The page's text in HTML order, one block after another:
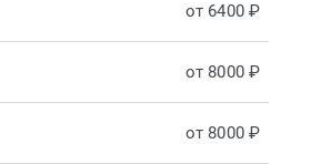
от 6400 ₽
от 8000 ₽
от 8000 ₽